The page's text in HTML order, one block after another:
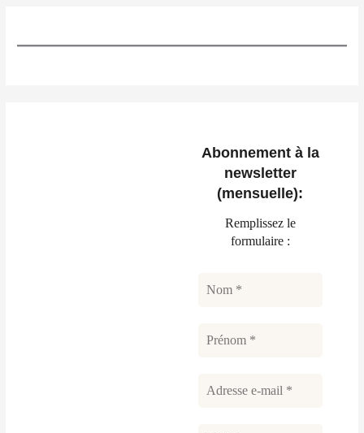
Abonnement à la
newsletter
(mensuelle):
Remplissez le
formulaire :